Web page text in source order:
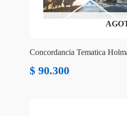
Concordancia Tematica
$ 90.300